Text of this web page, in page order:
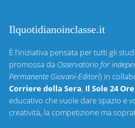
Ilquotidianoinclasse.it
È l’iniziativa pensata per tutti gli
promossa da Osservatorio for
Permanente Giovani-Editori) in
Corriere della Sera, Il Sole 24 Ore
educativo che vuole dare spazio e
creatività, la competizione ma